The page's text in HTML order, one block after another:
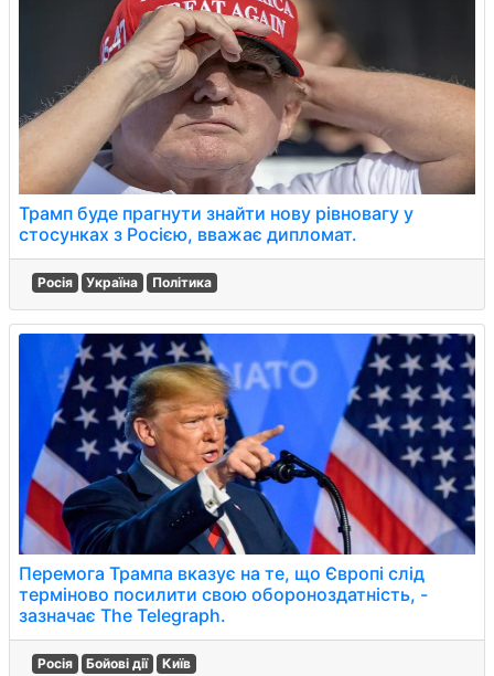
Трамп буде прагнути знайти нову рівновагу у
стосунках з Росією, вважає дипломат.
Росія Україна Політика
Перемога Трампа вказує на те, що Європі слід
терміново посилити свою обороноздатність, -
зазначає The Telegraph.
Росія Бойові дії Київ